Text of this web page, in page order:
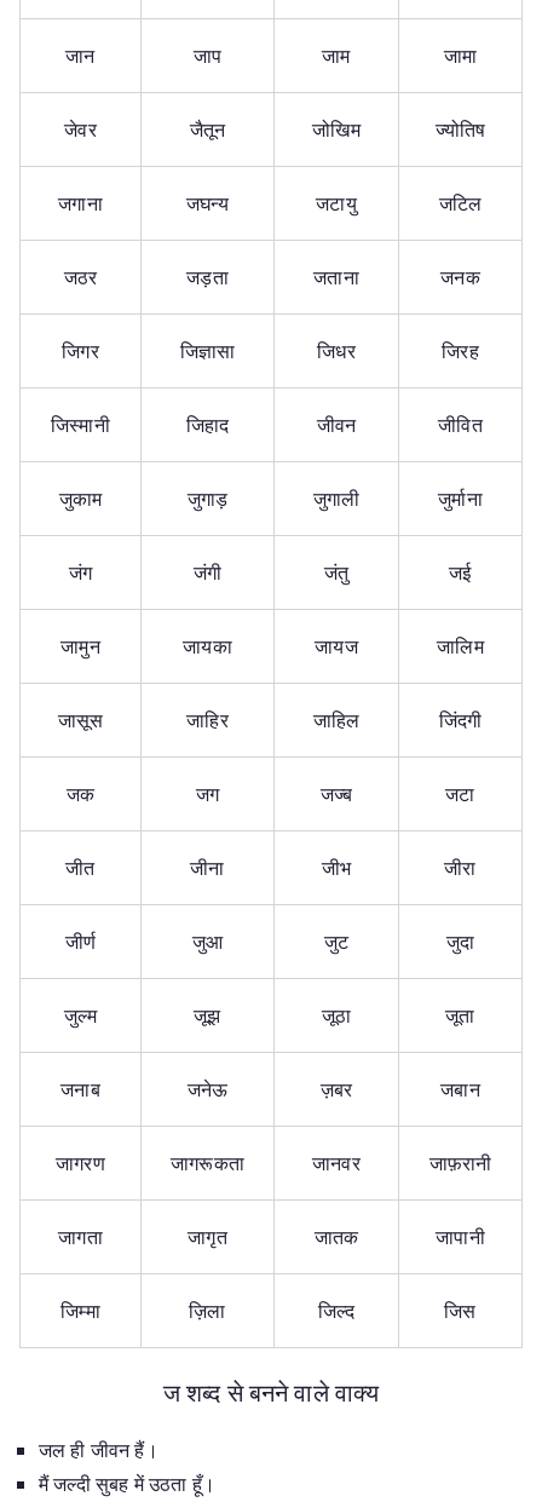
जान जाप जाम जामा
जेवर जैतून जोखिम ज्योतिष
जगाना जघन्य जटायु जटिल
जठर जड़ता जताना जनक
जिगर जिज्ञासा जिधर जिरह
जिस्मानी जिहाद जीवन जीवित
जुकाम जुगाड़ जुगाली जुर्माना
जंग जंगी जंतु जई
जामुन जायका जायज जालिम
जासूस जाहिर जाहिल जिंदगी
जक जग जज्ब जटा
जीत जीना जीभ जीरा
जीर्ण जुआ जुट जुदा
जुल्म जूझ जूठा जूता
जनाब जनेऊ ज़बर जबान
जागरण जागरूकता जानवर जाफ़रानी
जागता जागृत जातक जापानी
जिम्मा ज़िला जिल्द जिस
ज शब्द से बनने वाले वाक्य
जल ही जीवन हैं।
मैं जल्दी सुबह में उठता हूँ।